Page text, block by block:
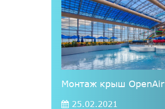
Монтаж крыш OpenAir
25.02.2021